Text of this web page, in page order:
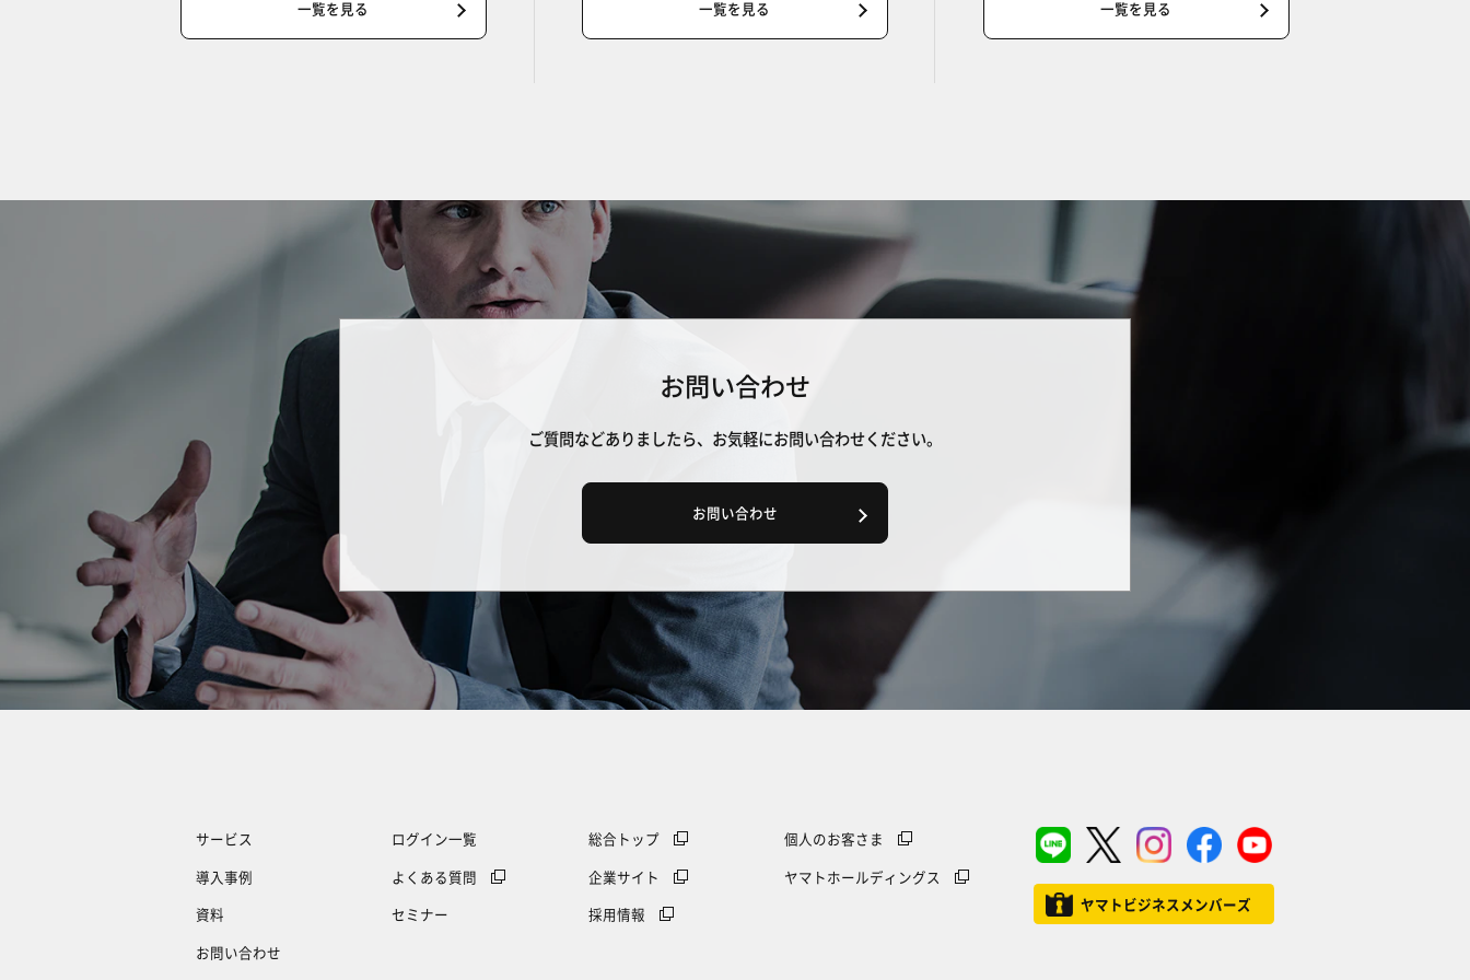
一覧を見る 一覧を見る 一覧を見る
お問い合わせ
ご質問などありましたら、 お気軽にお問い合わせください。
お問い合わせ
サービス
導入事例
資料
お問い合わせ
ログイン一覧
よくある質問
セミナー
総合トップ
企業サイト
採用情報
個人のお客さま
ヤマトホールディングス
ヤマトビジネスメンバーズ